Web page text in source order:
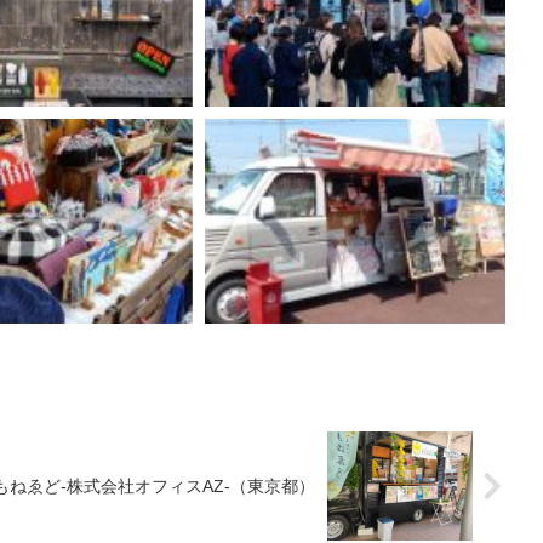
ねゑど-株式会社オフィスAZ-（東京都）